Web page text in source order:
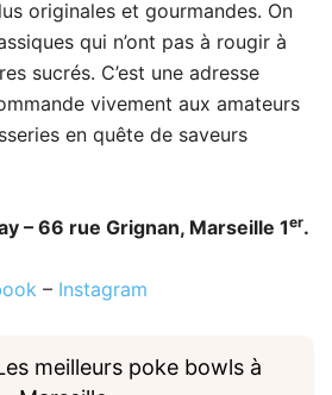
originales et gourmandes. On
qui n’ont pas à rougir à
sucrés. C’est une adresse
vivement aux amateurs
en quête de saveurs
– 66 rue Grignan, Marseille 1er.
– Instagram
meilleurs poke bowls à